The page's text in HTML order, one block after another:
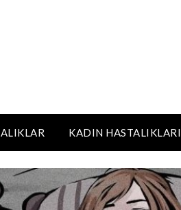
KADIN HASTALIKLARI